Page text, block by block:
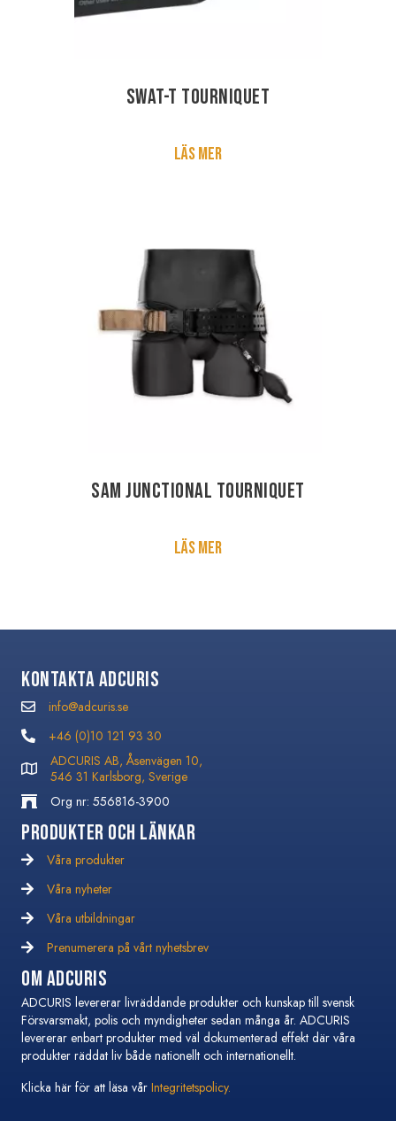
SWAT-T Tourniquet
Läs mer
Sam Junctional Tourniquet
Läs mer
Kontakta Adcuris
info@adcuris.se
info@adcuris.se
+46 (0)10 121 93 30
+46 (0)10 121 93 30
ADCURIS AB, Åsenvägen 10,
546 31 Karlsborg, Sverige
Org nr: 556816-3900
Produkter och Länkar
Våra produkter
Våra nyheter
Våra nyheter
Våra utbildningar
Våra utbildningar
Prenumerera på vårt nyhetsbrev
Prenumerera på vårt nyhetsbrev
Om Adcuris
ADCURIS levererar livräddande produkter och kunskap till svensk
Försvarsmakt, polis och myndigheter sedan många år. ADCURIS
levererar enbart produkter med väl dokumenterad effekt där våra
produkter räddat liv både nationellt och internationellt.
Klicka här för att läsa vår Integritetspolicy.